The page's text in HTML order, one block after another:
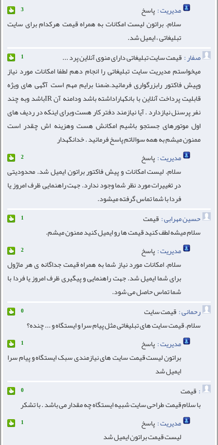
مدیریت : پاسخ 3
سلام. براتون لیست امکانات به همراه قیمت هرکدام برای سایت
تبلیغاتی ، ایمیل شد.
صفار : قیمت سایت تبلیغاتی دارای منوی آنلاین پرد ... 1
میخواستم مدیریت سایت تبلیغاتی را انجام دهم لطفا امکانات مورد نیاز
وپیش فاکتور رابزرگواری فرمائید.ضمنا برایم مهم است آگهی های ویژه
قابلیت پرداخت آنلاین با بانکهاراداشته باشد ودامنه آن IRباشد وبه چند
نفر پرسنل نیازدارد . آیا نیازمند دفتر کار هست وبرای اینکه در ردیف های
اول موتورهای جستجو باشیم امکانش هست وهزینه اش چقدر است
ممنون میشم به همه سوالاتم پاسخ فرمائید . خدانگهدار
مدیریت : پاسخ 2
سلام. لیست امکانات و پیش فاکتور براتون ایمیل شد. محدودیتی
در تغییرات مورد نظر شما وجود ندارد. جهت راهنمایی ظرف امروز یا
فردا با شما تماس گرفته میشود.
حسین مهرابی : قیمت 1
سلام میشه لطف کنید قیمت ها رو ایمیل کنید ممنون میشم.
مدیریت : پاسخ 2
سلام. امکانات مورد نیاز شما به همراه قیمت جداگانه ی هر ماژول
برای شما ایمیل شد. جهت راهنمایی و پیگیری ظرف امروز یا فردا با
شما تماس حاصل می شود.
رحمانی : قیمت سایت 0
سلام. قیمت سایت های تبلیغاتی مثل پیام سرا و ایستگاه و ... چنده؟
مدیریت : پاسخ 1
براتون لیست قیمت سایت های نیازمندی سبک ایستگاه و پیام سرا
ایمیل شد
: قیمت 0
با سلام قیمت طراحی سایت شبیه ایستگاه چه مقدار می باشد . با تشکر
مدیریت : پاسخ 1
لیست قیمت براتون ایمیل شد